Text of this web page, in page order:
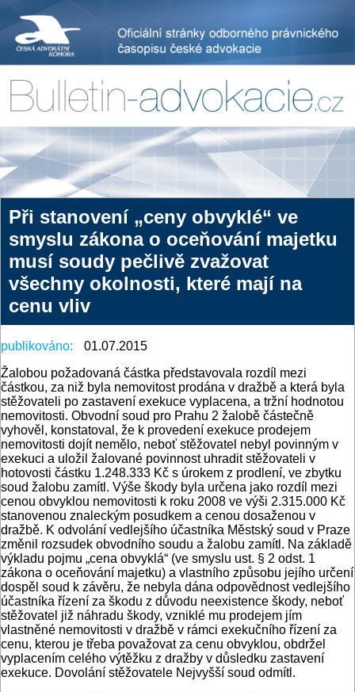
Při stanovení „ceny obvyklé“ ve
smyslu zákona o oceňování majetku
musí soudy pečlivě zvažovat
všechny okolnosti, které mají na
cenu vliv
publikováno:
01.07.2015
Žalobou požadovaná částka představovala rozdíl mezi
částkou, za niž byla nemovitost prodána v dražbě a která byla
stěžovateli po zastavení exekuce vyplacena, a tržní hodnotou
nemovitosti. Obvodní soud pro Prahu 2 žalobě částečně
vyhověl, konstatoval, že k provedení exekuce prodejem
nemovitosti dojít nemělo, neboť stěžovatel nebyl povinným v
exekuci a uložil žalované povinnost uhradit stěžovateli v
hotovosti částku 1.248.333 Kč s úrokem z prodlení, ve zbytku
soud žalobu zamítl. Výše škody byla určena jako rozdíl mezi
cenou obvyklou nemovitosti k roku 2008 ve výši 2.315.000 Kč
stanovenou znaleckým posudkem a cenou dosaženou v
dražbě. K odvolání vedlejšího účastníka Městský soud v Praze
změnil rozsudek obvodního soudu a žalobu zamítl. Na základě
výkladu pojmu „cena obvyklá“ (ve smyslu ust. § 2 odst. 1
zákona o oceňování majetku) a vlastního způsobu jejího určení
dospěl soud k závěru, že nebyla dána odpovědnost vedlejšího
účastníka řízení za škodu z důvodu neexistence škody, neboť
stěžovatel již náhradu škody, vzniklé mu prodejem jím
vlastněné nemovitosti v dražbě v rámci exekučního řízení za
cenu, kterou je třeba považovat za cenu obvyklou, obdržel
vyplacením celého výtěžku z dražby v důsledku zastavení
exekuce. Dovolání stěžovatele Nejvyšší soud odmítl.